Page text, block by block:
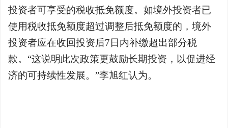
投资者可享受的税收抵免额度。如境外投资者已
使用税收抵免额度超过调整后抵免额度的，境外
投资者应在收回投资后7日内补缴超出部分税
款。“这说明此次政策更鼓励长期投资，以促进经
济的可持续性发展。”李旭红认为。